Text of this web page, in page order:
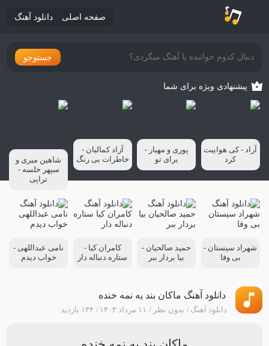
صفحه اصلی دانلود آهنگ
جستوجو
پیشنهادی ویژه برای شما
آراد - کی هواییت
کرد
پوری و مهیار -
برای تو
آزاد کمالیان -
خاطرات بی رنگ
شاهین میری و
سپهر خلسه -
تراپی
شهراد سیستان -
بی وفا
حمید صالحیان -
بیا بردار ببر
کامران کیا -
ستاره دنباله دار
نامی عبداللهی -
خواب دیدم
دانلود آهنگ ماکان بند یه نمه خنده
دانلود آهنگ بدون نظر ۱۱ مرداد ۱۴۰۳ ۱۳۴ بازدید